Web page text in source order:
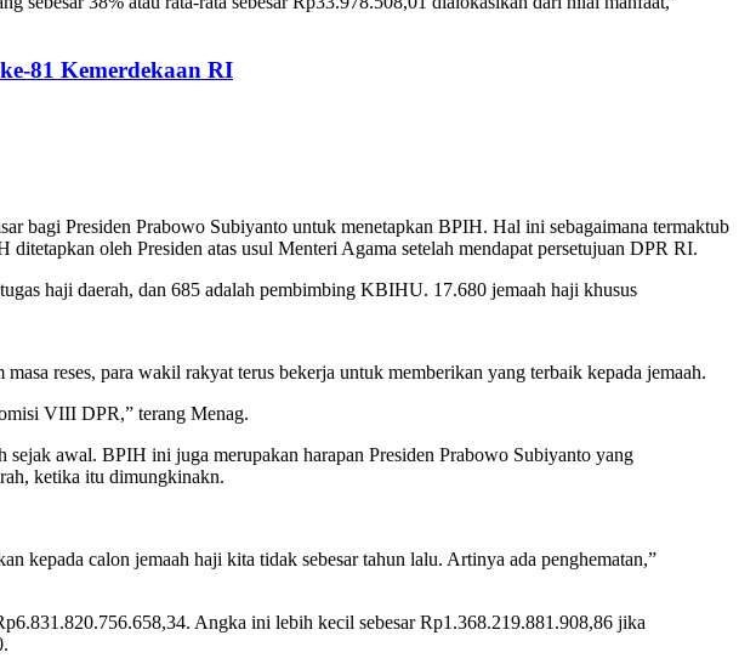
81 Kemerdekaan RI
bagi Presiden Prabowo Subiyanto untuk menetapkan BPIH. Hal ini sebagaimana termaktub
oleh Presiden atas usul Menteri Agama setelah mendapat persetujuan DPR RI.
haji daerah, dan 685 adalah pembimbing KBIHU. 17.680 jemaah haji khusus
reses, para wakil rakyat terus bekerja untuk memberikan yang terbaik kepada jemaah.
VIII DPR,” terang Menag.
awal. BPIH ini juga merupakan harapan Presiden Prabowo Subiyanto yang
ketika itu dimungkinakn.
kepada calon jemaah haji kita tidak sebesar tahun lalu. Artinya ada penghematan,”
Angka ini lebih kecil sebesar Rp1.368.219.881.908,86 jika